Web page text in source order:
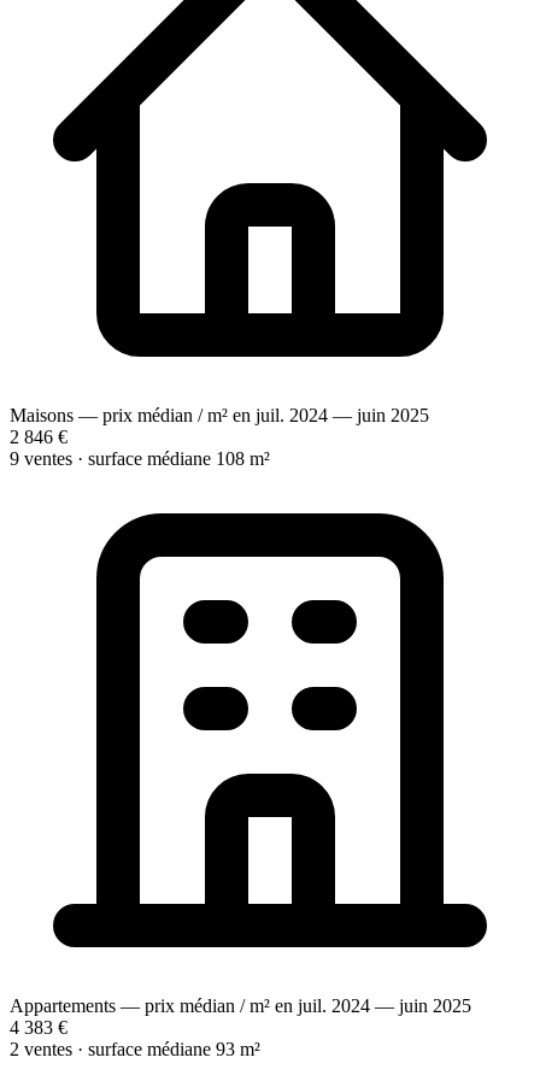
Maisons — prix médian / m² en juil. 2024 — juin 2025
2 846 €
9 ventes · surface médiane 108 m²
Appartements — prix médian / m² en juil. 2024 — juin 2025
4 383 €
2 ventes · surface médiane 93 m²